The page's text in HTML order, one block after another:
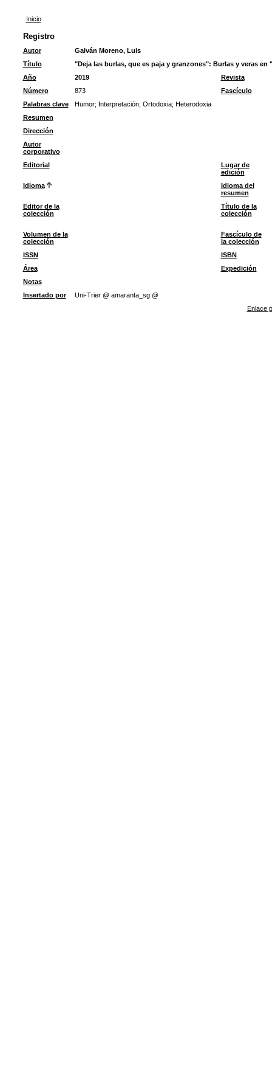
Inicio
Registro
Autor
Galván Moreno, Luis
Título
"Deja las burlas, que es paja y granzones": Burlas y veras en
Año
2019
Revista
Número
873
Fascículo
Palabras clave
Humor; Interpretación; Ortodoxia; Heterodoxia
Resumen
Dirección
Autor
corporativo
Editorial
Lugar de
edición
Idioma
Idioma del
resumen
Editor de la
colección
Título de la
colección
Volumen de la
colección
Fascículo de
la colección
ISSN
ISBN
Área
Expedición
Notas
Insertado por
Uni-Trier @ amaranta_sg @
Enlace